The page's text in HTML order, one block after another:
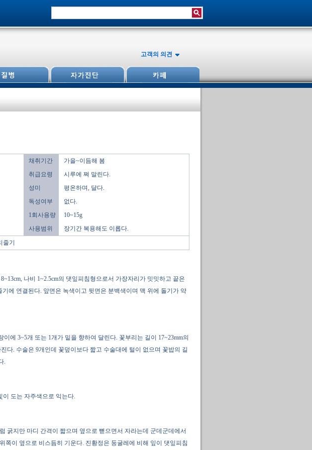
고객의 의견
채취기간
가을~이듬해 봄
취급요령
시루에 쪄 말린다.
성미
평온하며, 달다.
독성여부
없다.
1회사용량
10~15g
사용범위
장기간 복용해도 이롭다.
기
나비 1~2.5cm의 댓잎피침형으로서 가장자리가 밋밋하고 끝은
에 연결된다. 앞면은 녹색이고 뒷면은 분백색이며 맥 위에 돌기가 약
에 3~5개 또는 1개가 밑을 향하여 달린다. 꽃부리는 길이 17~23mm의
다. 수술은 9개인데 꽃덮이보다 짧고 수술대에 털이 없으며 꽃밥의 길
.
이 도는 자주색으로 익는다.
굵지만 마디 간격이 짧으며 옆으로 뻗으면서 자라는데 군데군데에서
쪽이 옆으로 비스듬히 기운다. 진황정은 둥굴레에 비해 잎이 댓잎피침